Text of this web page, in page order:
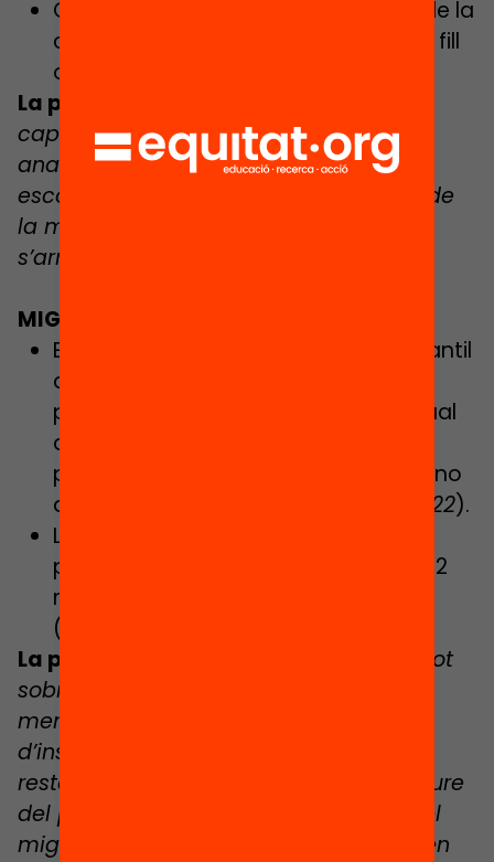
Catalunya és la CCAA amb el cost de la
criança més elevat: 819€ al mes per fill
o filla (
La pregunta:
cap efecte en clau d’equitat? S’ha
analitzat si hi ha més infants 0-3
escolaritzats? S’ha analitzat l’impacte de
la mesura sobre l’oferta privada, on no
s’arriba a la gratuïtat?
MIGDIA I MENJADOR
El 46,5% de l’alumnat d’educació infantil
de 2n cicle, primària i ESO en risc de
pobresa no percep cap ajut individual
de menjador escolar, en bona part
perquè la majoria d’instituts públics no
disposen d’aquest servei (
Síndic, 2022).
La partida per a beques menjador
passa de 38 milions el curs 22/23 a 32
milions el curs 23/24, un 15% menys
(dades d’Affac)
La pregunta:
Com ha anat la prova pilot
sobre la reintroducció del servei de
menjador que s’ha fet a un centenar
d’instituts públics? Es reintroduirà a la
resta? Quines conclusions es van extreure
del procés participatiu sobre temps del
migdia que el Departament va posar en